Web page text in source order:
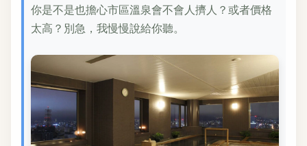
你是不是也擔心市區溫泉會不會人擠人？或者價格
太高？別急，我慢慢說給你聽。